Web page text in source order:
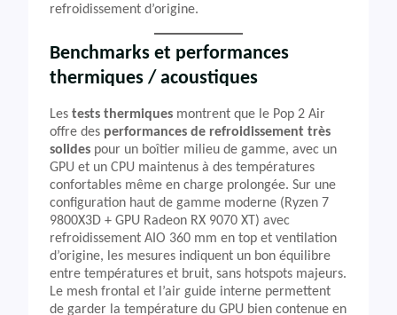
refroidissement d’origine.
Benchmarks et performances
thermiques / acoustiques
Les tests thermiques montrent que le Pop 2 Air
offre des performances de refroidissement très
solides pour un boîtier milieu de gamme, avec un
GPU et un CPU maintenus à des températures
confortables même en charge prolongée. Sur une
configuration haut de gamme moderne (Ryzen 7
9800X3D + GPU Radeon RX 9070 XT) avec
refroidissement AIO 360 mm en top et ventilation
d’origine, les mesures indiquent un bon équilibre
entre températures et bruit, sans hotspots majeurs.
Le mesh frontal et l’air guide interne permettent
de garder la température du GPU bien contenue en